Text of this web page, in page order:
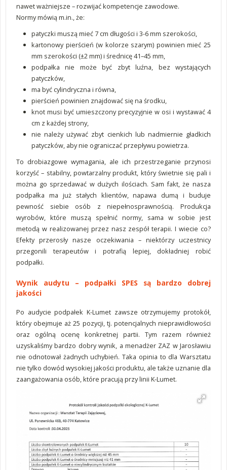
nawet ważniejsze – rozwijać kompetencje zawodowe.
Normy mówią m.in., że:
patyczki muszą mieć 7 cm długości i 3-6 mm szerokości,
kartonowy pierścień (w kolorze szarym) powinien mieć 25
mm szerokości (±2 mm) i średnicę 41–45 mm,
podpałka nie może być zbyt luźna, bez wystających
patyczków,
ma być cylindryczna i równa,
pierścień powinien znajdować się na środku,
knot musi być umieszczony precyzyjnie w osi i wystawać 4
cm z każdej strony,
nie należy używać zbyt cienkich lub nadmiernie gładkich
patyczków, aby nie ograniczać przepływu powietrza.
To drobiazgowe wymagania, ale ich przestrzeganie przynosi
korzyść – stabilny, powtarzalny produkt, który świetnie się pali i
można go sprzedawać w dużych ilościach. Sam fakt, że nasza
podpałka ma już stałych klientów, napawa dumą i buduje
pewność siebie osób z niepełnosprawnością. Produkcja
wyrobów, które muszą spełnić normy, sama w sobie jest
metodą w realizowanej przez nasz zespół terapii. I wiecie co?
Efekty przerosły nasze oczekiwania – niektórzy uczestnicy
przegonili terapeutów i potrafią lepiej, dokładniej robić
podpałki.
Wynik audytu – podpałki SPES są bardzo dobrej
jakości
Po audycie podpałek K-Lumet zawsze otrzymujemy protokół,
który obejmuje aż 25 pozycji, tj. potencjalnych nieprawidłowości
oraz ogólną ocenę konkretnej partii. Tym razem również
uzyskaliśmy bardzo dobry wynik, a menadżer ZAZ w Jarosławiu
nie odnotował żadnych uchybień. Taka opinia to dla Warsztatu
nie tylko dowód wysokiej jakości produktu, ale także uznanie dla
zaangażowania osób, które pracują przy linii K-Lumet.